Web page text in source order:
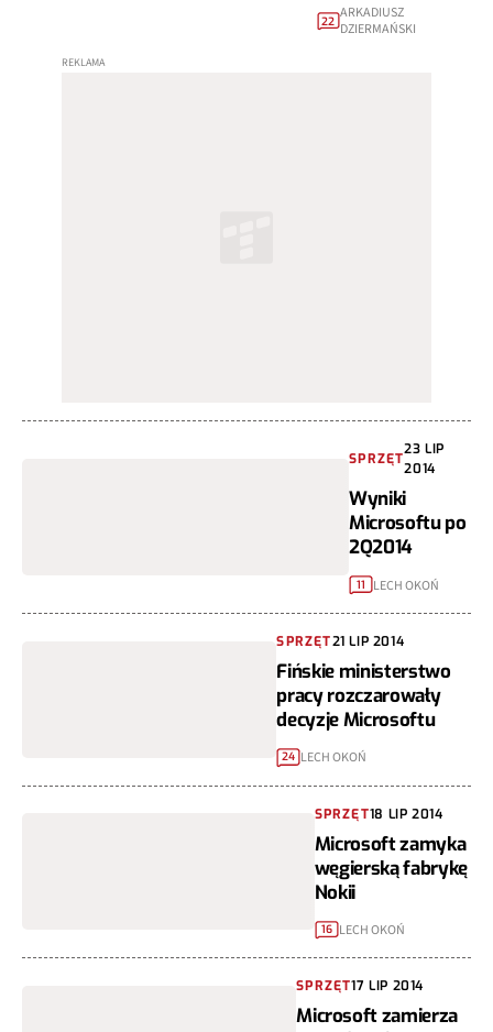
22 ARKADIUSZ
DZIERMAŃSKI
SPRZĘT
23 LIP
2014
Wyniki
Microsoftu po
2Q2014
11 LECH OKOŃ
SPRZĘT21 LIP 2014
Fińskie ministerstwo
pracy rozczarowały
decyzje Microsoftu
24 LECH OKOŃ
SPRZĘT18 LIP 2014
Microsoft zamyka
węgierską fabrykę
Nokii
16 LECH OKOŃ
SPRZĘT17 LIP 2014
Microsoft zamierza